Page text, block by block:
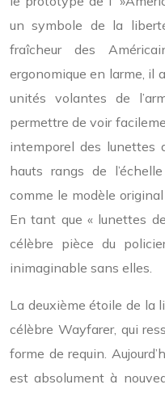
un symbole de la
fraîcheur des
ergonomique en larme, il
unités volantes de
permettre de voir
intemporel des lunettes
hauts rangs de
comme le modèle
En tant que « lunettes
célèbre pièce du
inimaginable sans elles.
La deuxième étoile de la
célèbre Wayfarer, qui
forme de requin.
est absolument à